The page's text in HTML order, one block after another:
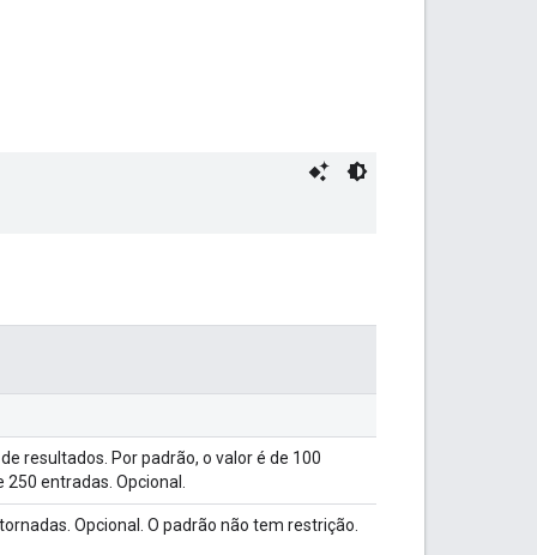
resultados. Por padrão, o valor é de 100
entradas. Opcional.
Opcional. O padrão não tem restrição.